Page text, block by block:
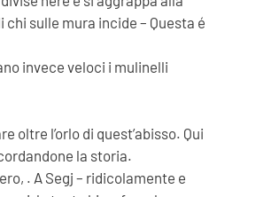
sulle mura incide – Questa é
invece veloci i mulinelli
oltre l’orlo di quest’abisso. Qui
la storia.
. A Segj – ridicolamente e